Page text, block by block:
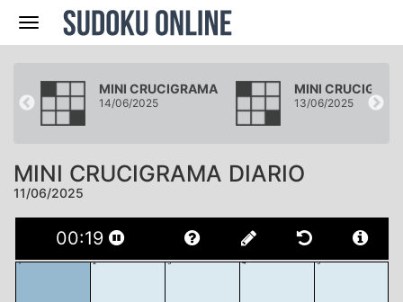
Navegación
MINI CRUCIGRAMA
14/06/2025
MINI
13/06/2025
MINI CRUCIGRAMA DIARIO
11/06/2025
00:19
1 2 3 4 5